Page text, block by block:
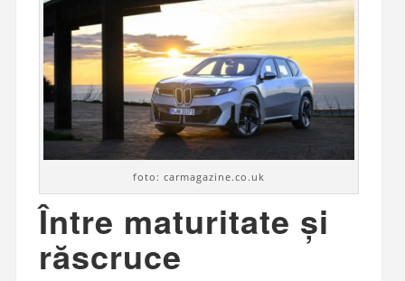
foto: carmagazine.co.uk
Între maturitate și
răscruce